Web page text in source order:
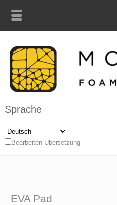
Sprache
Bearbeiten Übersetzung
EVA Pad